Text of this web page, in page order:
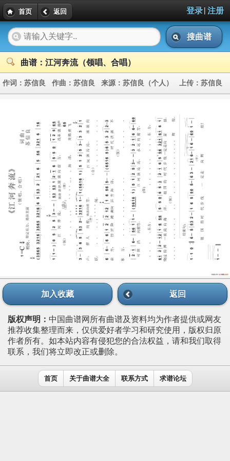
首页 返回 登录| 注册
搜曲谱
曲谱：江河奔流（领唱、合唱）
作词： 苏信良 作曲： 苏信良 来源： 苏信良（个人） 上传： 苏信良
加入收藏 返回
版权声明： 中国曲谱网所有曲谱及资料均为作者提供或网友
推荐收集整理而来，仅供爱好者学习和研究使用，版权归原
作者所有。如本站内容有侵犯您的合法权益，请和我们取得
联系，我们将立即改正或删除。
首页 关于曲谱大全 联系方式 求谱论坛